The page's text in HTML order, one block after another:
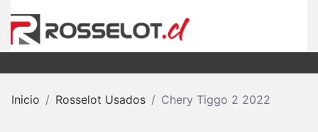
Inicio Rosselot Usados Chery Tiggo 2 2022